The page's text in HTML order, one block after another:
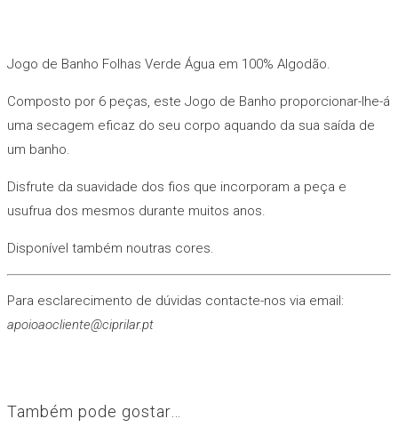
Jogo de Banho Folhas Verde Água em 100% Algodão.
Composto por 6 peças, este Jogo de Banho proporcionar-lhe-á
uma secagem eficaz do seu corpo aquando da sua saída de
um banho.
Disfrute da suavidade dos fios que incorporam a peça e
usufrua dos mesmos durante muitos anos.
Disponível também noutras cores.
Para esclarecimento de dúvidas contacte-nos via email:
apoioaocliente@ciprilar.pt
Também pode gostar…